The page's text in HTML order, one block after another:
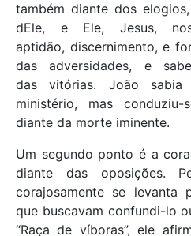
também diante dos
dEle, e Ele, Jesus,
aptidão, discernimento, e
das adversidades, e
das vitórias. João
ministério, mas
diante da morte iminente.
Um segundo ponto é a
diante das oposições.
corajosamente se levanta
que buscavam confundi-lo
“Raça de víboras”, ele